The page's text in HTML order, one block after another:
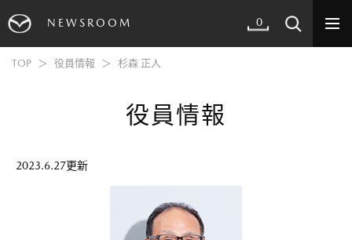
NEWSROOM 0
TOP 役員情報 杉森 正人
役員情報
2023.6.27更新